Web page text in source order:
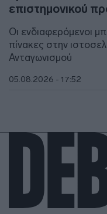
επιστημονικού
Οι ενδιαφερόμενοι
πίνακες στην
Ανταγωνισμού
05.08.2026 - 17:52